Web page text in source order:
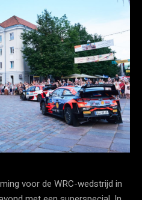
voor de WRC-wedstrijd in